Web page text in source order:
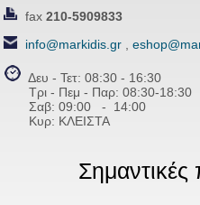
fax210-5909833
info@markidis.gr ,
Δευ - Τετ: 08:30 - 16:30
Τρι - Πεμ - Παρ: 08:30-18:30
Σαβ:09:00 - 14:00
Κυρ: ΚΛΕΙΣΤΑ